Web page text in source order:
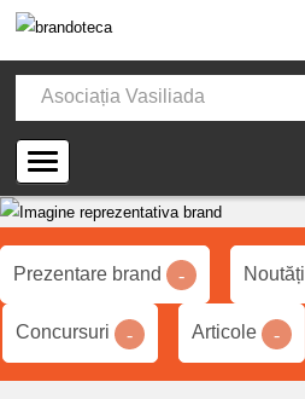
Prezentare brand - Noutăți
Concursuri - Articole -